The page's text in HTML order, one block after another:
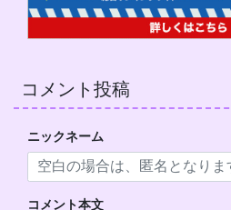
コメント投稿
ニックネーム
コメント本文